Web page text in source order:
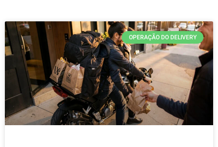
OPERAÇÃO DO DELIVERY